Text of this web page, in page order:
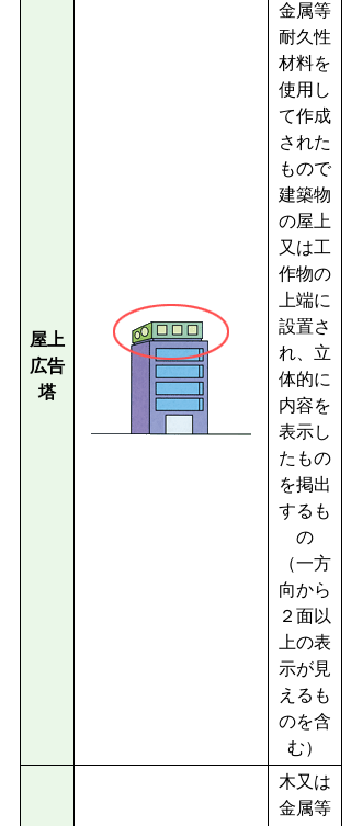
屋上
広告
塔
金属等
耐久性
材料を
使用し
て作成
された
もので
建築物
の屋上
又は工
作物の
上端に
設置さ
れ、立
体的に
内容を
表示し
たもの
を掲出
するも
の
（一方
向から
２面以
上の表
示が見
えるも
のを含
む）
木又は
金属等